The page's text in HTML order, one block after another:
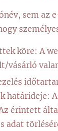
sem az
köre: A
vásárló
határideje:
érintett
adat